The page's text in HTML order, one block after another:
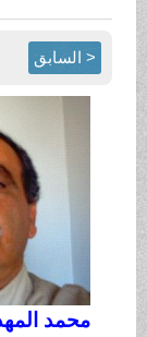
< السابق
محمد